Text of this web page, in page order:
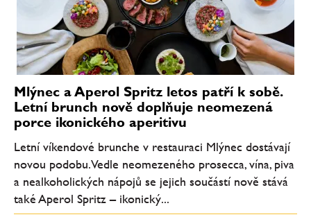
Mlýnec a Aperol Spritz letos patří k sobě.
Letní brunch nově doplňuje neomezená
porce ikonického aperitivu
Letní víkendové brunche v restauraci Mlýnec dostávají
novou podobu. Vedle neomezeného prosecca, vína, piva
a nealkoholických nápojů se jejich součástí nově stává
také Aperol Spritz – ikonický...